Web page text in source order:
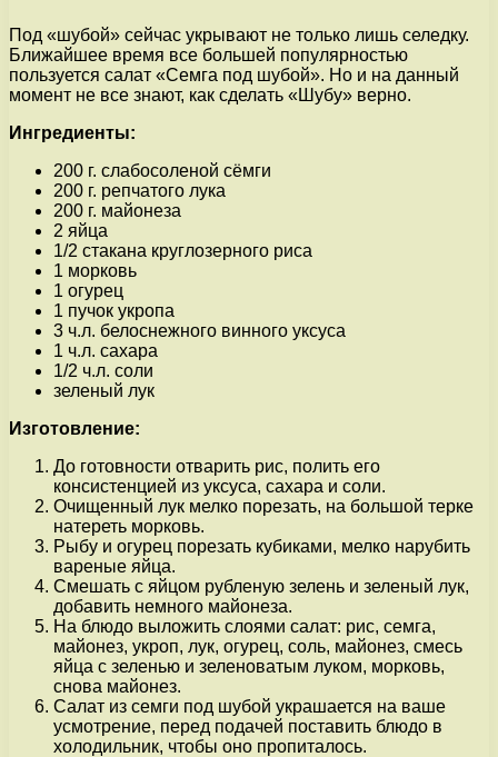
Под «шубой» сейчас укрывают не только лишь селедку.
Ближайшее время все большей популярностью
пользуется салат «Семга под шубой». Но и на данный
момент не все знают, как сделать «Шубу» верно.
Ингредиенты:
200 г. слабосоленой сёмги
200 г. репчатого лука
200 г. майонеза
2 яйца
1/2 стакана круглозерного риса
1 морковь
1 огурец
1 пучок укропа
3 ч.л. белоснежного винного уксуса
1 ч.л. сахара
1/2 ч.л. соли
зеленый лук
Изготовление:
До готовности отварить рис, полить его
консистенцией из уксуса, сахара и соли.
Очищенный лук мелко порезать, на большой терке
натереть морковь.
Рыбу и огурец порезать кубиками, мелко нарубить
вареные яйца.
Смешать с яйцом рубленую зелень и зеленый лук,
добавить немного майонеза.
На блюдо выложить слоями салат: рис, семга,
майонез, укроп, лук, огурец, соль, майонез, смесь
яйца с зеленью и зеленоватым луком, морковь,
снова майонез.
Салат из семги под шубой украшается на ваше
усмотрение, перед подачей поставить блюдо в
холодильник, чтобы оно пропиталось.